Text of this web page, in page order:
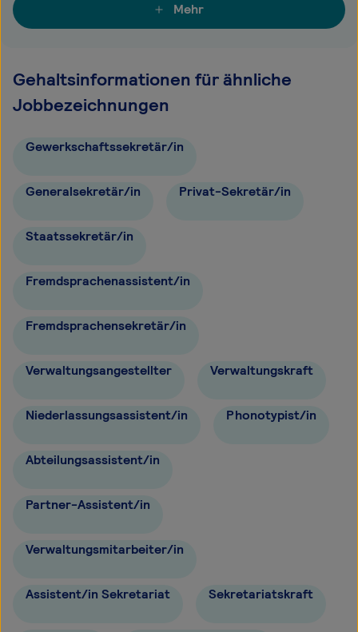
Mehr
Gehaltsinformationen für ähnliche
Jobbezeichnungen
Gewerkschaftssekretär/in
Generalsekretär/in Privat-Sekretär/in
Staatssekretär/in
Fremdsprachenassistent/in
Fremdsprachensekretär/in
Verwaltungsangestellter Verwaltungskraft
Niederlassungsassistent/in Phonotypist/in
Abteilungsassistent/in
Partner-Assistent/in
Verwaltungsmitarbeiter/in
Assistent/in Sekretariat Sekretariatskraft